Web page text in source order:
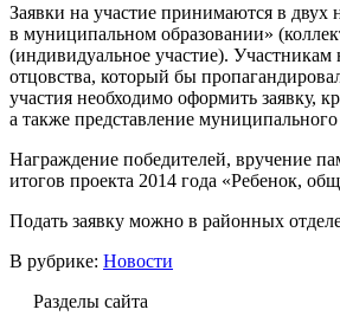
Заявки на участие принимаются в двух
в муниципальном образовании»
(индивидуальное участие).
отцовства, который бы
участия необходимо оформить заявку,
а также представление муниципального
Награждение победителей, вручение
итогов проекта 2014 года «Ребенок,
Подать заявку можно в районных
В рубрике: Новости
Разделы сайта